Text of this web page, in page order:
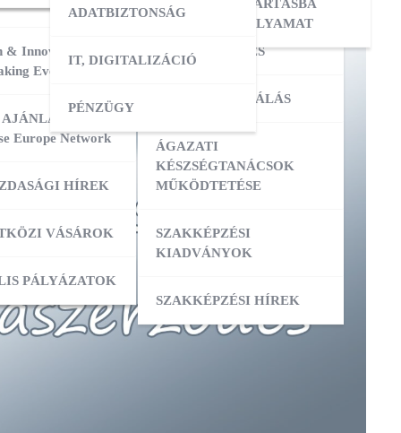
& Innovation
Event 2026
Europe Network
HÍREK
VÁSÁROK
TAGOZATOK
PÁLYÁZATOK
NYILVÁNTARTÁSBA
VÉTELI FOLYAMAT
OKTATÓI KÉPZÉS
MESTERKÉPZÉS
VIZSGADELEGÁLÁS
ÁGAZATI
KÉSZSÉGTANÁCSOK
MŰKÖDTETÉSE
SZAKKÉPZÉSI
KIADVÁNYOK
SZAKKÉPZÉSI HÍREK
ADATBIZTONSÁG
IT, DIGITALIZÁCIÓ
PÉNZÜGY